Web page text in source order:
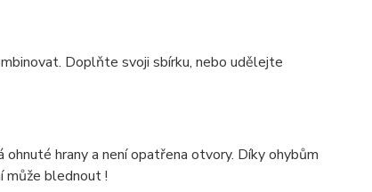
Doplňte svoji sbírku, nebo udělejte
hrany a není opatřena otvory. Díky ohybům
může blednout !